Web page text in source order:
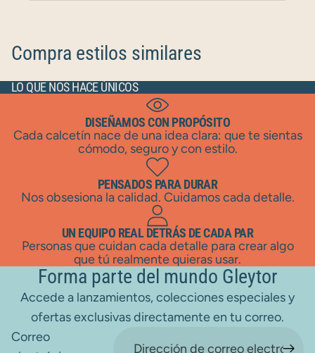
Compra estilos similares
LO QUE NOS HACE ÚNICOS
DISEÑAMOS CON PROPÓSITO
Cada calcetín nace de una idea clara: que te sientas
cómodo, seguro y con estilo.
PENSADOS PARA DURAR
Nos obsesiona la calidad. Cuidamos cada detalle.
UN EQUIPO REAL DETRÁS DE CADA PAR
Personas que cuidan cada detalle para crear algo
que tú realmente quieras usar.
Forma parte del mundo Gleytor
Accede a lanzamientos, colecciones especiales y
ofertas exclusivas directamente en tu correo.
Correo